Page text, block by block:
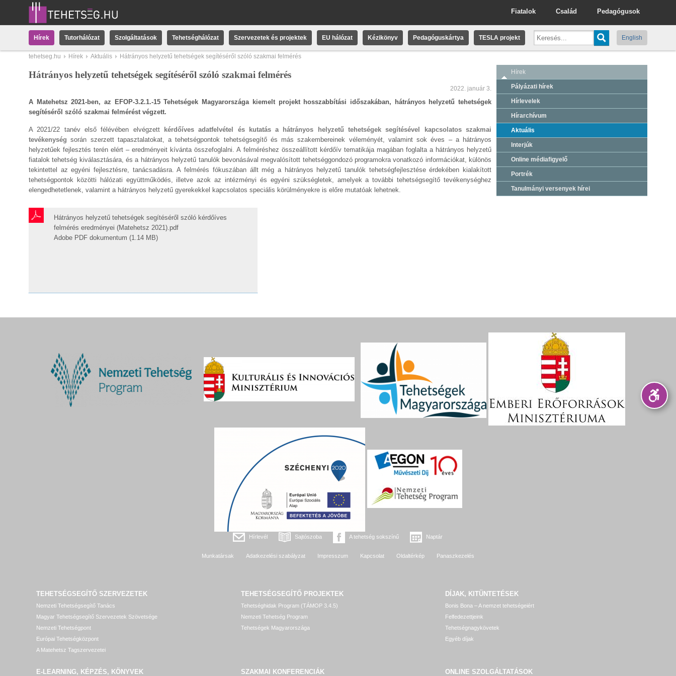
Pedagógusok
Család
Fiatalok
Hírek Tutorhálózat Szolgáltatások Tehetséghálózat Szervezetek és projektek EU hálózat Kézikönyv Pedagóguskártya TESLA projekt English
tehetseg.hu Hírek Aktuális Hátrányos helyzetű tehetségek segítéséről szóló szakmai felmérés
Hátrányos helyzetű tehetségek segítéséről szóló szakmai felmérés
2022. január 3.
A Matehetsz 2021-ben, az EFOP-3.2.1.-15 Tehetségek Magyarországa kiemelt projekt hosszabbítási időszakában, hátrányos helyzetű tehetségek
segítéséről szóló szakmai felmérést végzett.
A 2021/22 tanév első félévében elvégzettkérdőíves adatfelvétel és kutatás a hátrányos helyzetű tehetségek segítésével kapcsolatos szakmai
tevékenység során szerzett tapasztalatokat, a tehetségpontok tehetségsegítő és más szakembereinek véleményét, valamint sok éves – a hátrányos
helyzetűek fejlesztés terén elért – eredményeit kívánta összefoglalni. A felméréshez összeállított kérdőív tematikája magában foglalta a hátrányos helyzetű
fiatalok tehetség kiválasztására, és a hátrányos helyzetű tanulók bevonásával megvalósított tehetséggondozó programokra vonatkozó információkat, különös
tekintettel az egyéni fejlesztésre, tanácsadásra. A felmérés fókuszában állt még a hátrányos helyzetű tanulók tehetségfejlesztése érdekében kialakított
tehetségpontok közötti hálózati együttműködés, illetve azok az intézményi és egyéni szükségletek, amelyek a további tehetségsegítő tevékenységhez
elengedhetetlenek, valamint a hátrányos helyzetű gyerekekkel kapcsolatos speciális körülményekre is előre mutatóak lehetnek.
Hátrányos helyzetű tehetségek segítéséről szóló kérdőíves
felmérés eredményei (Matehetsz 2021).pdf
Adobe PDF dokumentum (1.14 MB)
Hírek
Pályázati hírek
Hírlevelek
Hírarchívum
Aktuális
Interjúk
Online médiafigyelő
Portrék
Tanulmányi versenyek hírei
Hírlevél Sajtószoba A tehetség sokszínű Naptár
Munkatársak Adatkezelési szabályzat Impresszum Kapcsolat Oldaltérkép Panaszkezelés
TEHETSÉGSEGÍTŐ SZERVEZETEK
Nemzeti Tehetségsegítő Tanács
Magyar Tehetségsegítő Szervezetek Szövetsége
Nemzeti Tehetségpont
Európai Tehetségközpont
A Matehetsz Tagszervezetei
TEHETSÉGSEGÍTŐ PROJEKTEK
Tehetséghidak Program (TÁMOP 3.4.5)
Nemzeti Tehetség Program
Tehetségek Magyarországa
DÍJAK, KITÜNTETÉSEK
Bonis Bona – A nemzet tehetségeiért
Felfedezettjeink
Tehetségnagykövetek
Egyéb díjak
E-LEARNING, KÉPZÉS, KÖNYVEK SZAKMAI KONFERENCIÁK ONLINE SZOLGÁLTATÁSOK